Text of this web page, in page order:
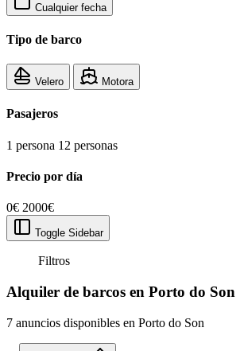
Cualquier fecha
Tipo de barco
Velero Motora
Pasajeros
1 persona 12 personas
Precio por día
0€ 2000€
Toggle Sidebar
Filtros
Alquiler de barcos en Porto do Son
7 anuncios disponibles en Porto do Son